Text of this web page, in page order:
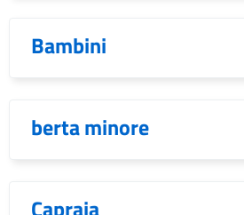
Bambini
berta minore